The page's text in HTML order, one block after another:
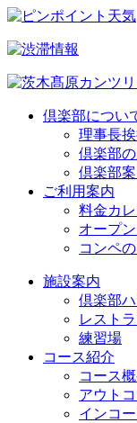
倶楽部につい
理事長
倶楽部
倶楽部
ご利用案内
料金カ
オープ
コンペ
施設案内
倶楽部
レスト
練習場
コース紹介
コース
アウト
インコ